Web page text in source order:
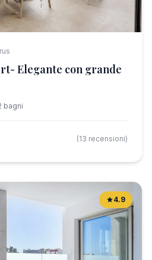
Elegante con grande
bagni
(13 recensioni)
4.9